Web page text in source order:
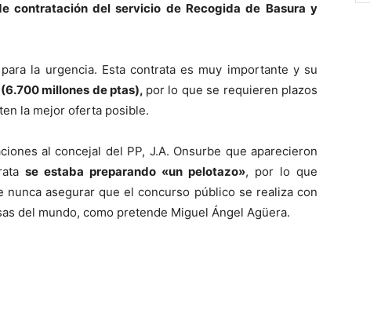
contratación del servicio de Recogida de Basura y
la urgencia. Esta contrata es muy importante y su
millones de ptas), por lo que se requieren plazos
la mejor oferta posible.
al concejal del PP, J.A. Onsurbe que aparecieron
se estaba preparando «un pelotazo», por lo que
nunca asegurar que el concurso público se realiza con
del mundo, como pretende Miguel Ángel Agüera.